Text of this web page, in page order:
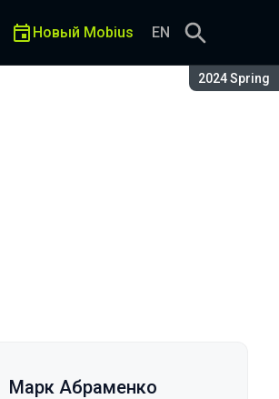
Сезон:
2024 Spring
Новый Mobius EN
Марк Абраменко